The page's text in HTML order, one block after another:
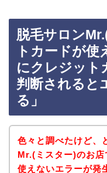
脱毛サロン
トカードが
にクレジット
判断されると
る」
色々と調べたけど、
Mr.(ミスター)のお
使えないエラーが発